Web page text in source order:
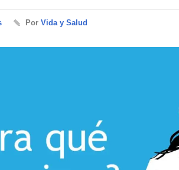
Por Vida y Salud